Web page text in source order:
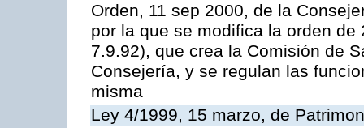
Orden, 11 sep 2000, de la
por la que se modifica la orden
7.9.92), que crea la Comisión de
Consejería, y se regulan las
misma
Ley 4/1999, 15 marzo, de